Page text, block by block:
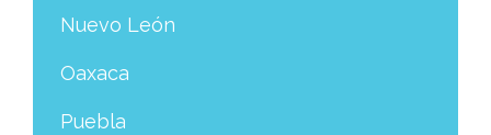
Nuevo León
Oaxaca
Puebla